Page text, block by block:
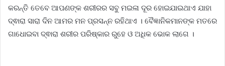
କରନ୍ତି ତେବେ ଆପଣଙ୍କ ଶରୀରର ସବୁ ମଇଳା ଦୂର ହୋଇଯାଇଥାଏ ଯାହା
ଦ୍ଵାରା ସାରା ଦିନ ଆମର ମନ ପ୍ରସନ୍ନ ରହିଥାଏ । ବୈଜ୍ଞାନିକମାନଙ୍କ ମତରେ
ଗାଧୋଇବା ଦ୍ଵାରା ଶରୀର ପରିଷ୍କାର ରୁହେ ଓ ଅଧିକ ଭୋକ ଲାଗେ ।